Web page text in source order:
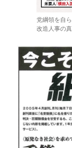
党綱領を自
改造人事の